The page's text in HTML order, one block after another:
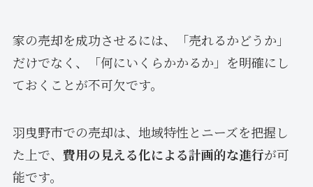
家の売却を成功させるには、「売れるかどうか」
だけでなく、「何にいくらかかるか」を明確にし
ておくことが不可欠です。
羽曳野市での売却は、地域特性とニーズを把握し
た上で、 費用の見える化による計画的な進行が可
能です。